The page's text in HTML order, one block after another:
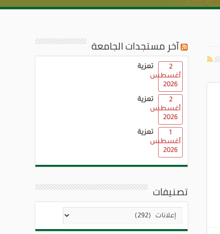
آخر مستجدات الجامعة
تعزية
2
أغسطس
2026
تعزية
2
أغسطس
2026
تعزية
1
أغسطس
2026
تصنيفات
تصنيفات